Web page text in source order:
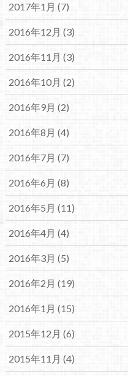
2017年1月 (7)
2016年12月 (3)
2016年11月 (3)
2016年10月 (2)
2016年9月 (2)
2016年8月 (4)
2016年7月 (7)
2016年6月 (8)
2016年5月 (11)
2016年4月 (4)
2016年3月 (5)
2016年2月 (19)
2016年1月 (15)
2015年12月 (6)
2015年11月 (4)